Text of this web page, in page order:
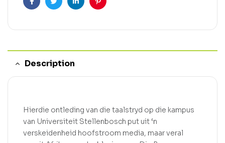
FacebookTwitterLinkedinPinterest
Description
Hierdie ontleding van die taalstryd op die kampus
van Universiteit Stellenbosch put uit ‘n
verskeidenheid hoofstroom media, maar veral